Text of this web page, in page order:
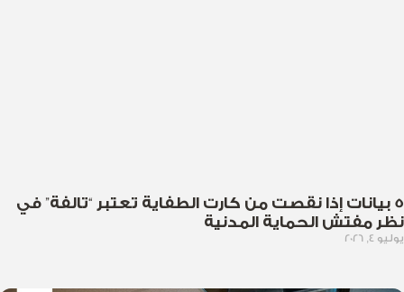
5 بيانات إذا نقصت من كارت الطفاية تعتبر “تالفة” في
نظر مفتش الحماية المدنية
يوليو 4, 2026